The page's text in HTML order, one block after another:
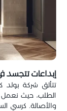
إبداعات
تتألق شركة
الطلب، حيث نعمل
والأصالة. كرسي